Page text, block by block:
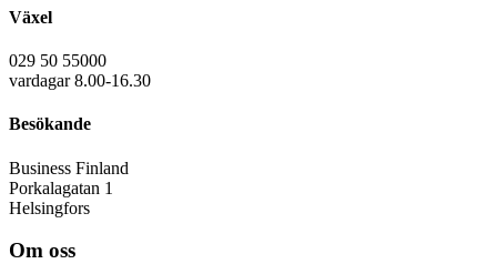
Växel
029 50 55000
vardagar 8.00-16.30
Besökande
Business Finland
Porkalagatan 1
Helsingfors
Om oss